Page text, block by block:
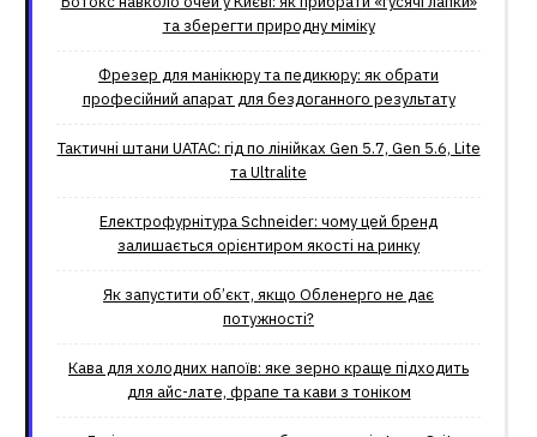
та зберегти природну міміку
Фрезер для манікюру та педикюру: як обрати
професійний апарат для бездоганного результату
Тактичні штани UATAC: гід по лінійках Gen 5.7, Gen 5.6, Lite
та Ultralite
Електрофурнітура Schneider: чому цей бренд
залишається орієнтиром якості на ринку
Як запустити об’єкт, якщо Обленерго не дає
потужності?
Кава для холодних напоїв: яке зерно краще підходить
для айс-лате, фрапе та кави з тоніком